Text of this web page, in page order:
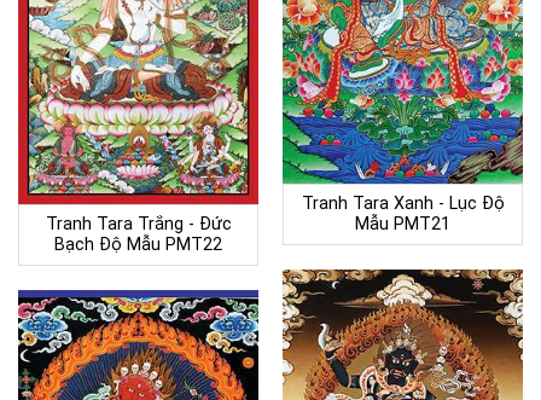
Tranh Tara Xanh - Lục Độ
Mẫu PMT21
Tranh Tara Trắng - Đức
Bạch Độ Mẫu PMT22